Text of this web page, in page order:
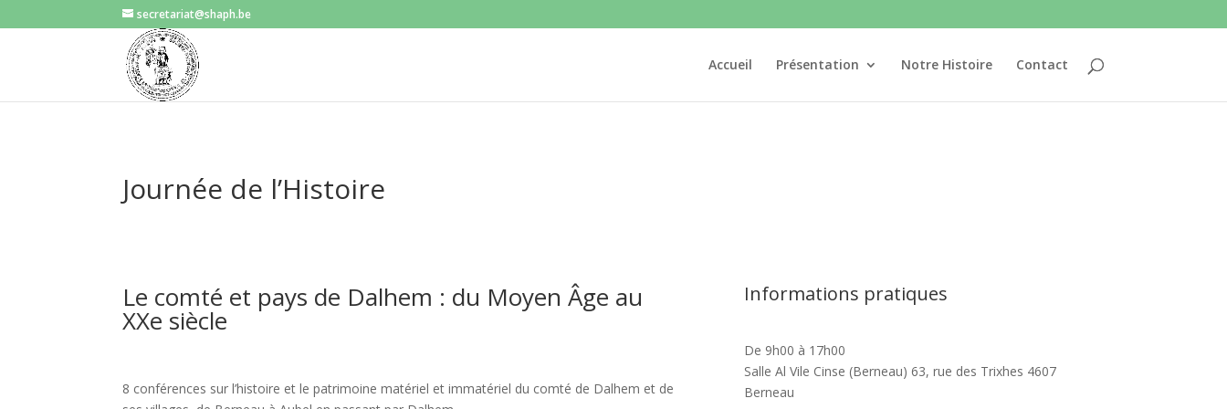
secretariat@shaph.be
Accueil Présentation Notre Histoire Contact
Journée de l’Histoire
Le comté et pays de Dalhem : du Moyen Âge au
XXe siècle
8 conférences sur l’histoire et le patrimoine matériel et immatériel du comté de Dalhem et de
Informations pratiques
De 9h00 à 17h00
Salle Al Vile Cinse (Berneau) 63, rue des Trixhes 4607
Berneau